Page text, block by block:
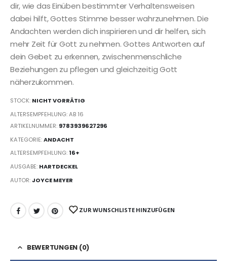
dir, wie das Einüben bestimmter Verhaltensweisen
dabei hilft, Gottes Stimme besser wahrzunehmen. Die
Andachten werden dich inspirieren und dir helfen, sich
mehr Zeit für Gott zu nehmen. Gottes Antworten auf
dein Gebet zu erkennen, zwischenmenschliche
Beziehungen zu pflegen und gleichzeitig Gott
näherzukommen.
STOCK: NICHT VORRÄTIG
ALTERSEMPFEHLUNG: AB 16
ARTIKELNUMMER: 9783939627296
KATEGORIE:ANDACHT
ALTERSEMPFEHLUNG:16+
AUSGABE: HARTDECKEL
AUTOR:JOYCE MEYER
ZUR WUNSCHLISTE HINZUFÜGEN
BEWERTUNGEN (0)